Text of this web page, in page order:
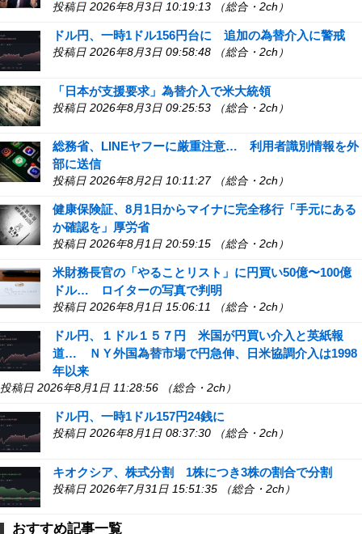
投稿日 2026年8月3日 10:19:13 （総合・2ch）
ドル円、一時1ドル156円台に 追加の為替介入に警戒
投稿日 2026年8月3日 09:58:48 （総合・2ch）
「日本が支援要求」為替介入で米大統領
投稿日 2026年8月3日 09:25:53 （総合・2ch）
総務省、LINEヤフーに厳重注意… 利用者識別情報を外
部に送信
投稿日 2026年8月2日 10:11:27 （総合・2ch）
健康保険証、8月1日からマイナに完全移行「手元にある
か確認を」厚労省
投稿日 2026年8月1日 20:59:15 （総合・2ch）
米財務長官の「やることリスト」に円買い50億〜100億
ドル… ロイターの写真で判明
投稿日 2026年8月1日 15:06:11 （総合・2ch）
ドル円、１ドル１５７円 米国が円買い介入と英紙報
道… ＮＹ外国為替市場で円急伸、日米協調介入は1998
年以来
投稿日 2026年8月1日 11:28:56 （総合・2ch）
ドル円、一時1ドル157円24銭に
投稿日 2026年8月1日 08:37:30 （総合・2ch）
キオクシア、株式分割 1株につき3株の割合で分割
投稿日 2026年7月31日 15:51:35 （総合・2ch）
おすすめ記事一覧